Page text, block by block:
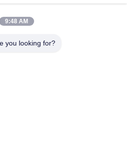
9:48 AM
you looking for?